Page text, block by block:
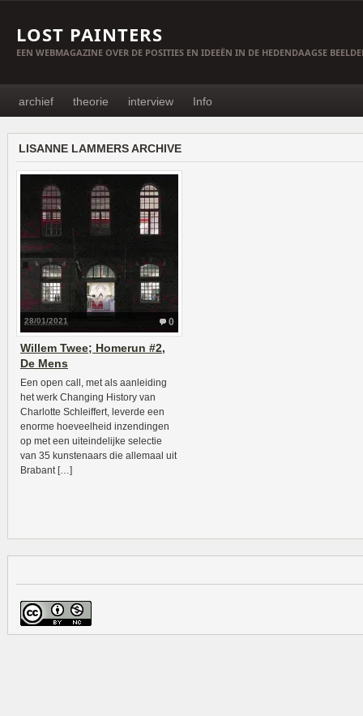
LOST PAINTERS
EEN WEBMAGAZINE OVER DE POSITIES EN IDEEËN IN DE HEDENDAAGSE
archief theorie interview Info
LISANNE LAMMERS ARCHIVE
0
28/01/2021
Willem Twee; Homerun #2,
De Mens
Een open call, met als aanleiding
het werk Changing History van
Charlotte Schleiffert, leverde een
enorme hoeveelheid inzendingen
op met een uiteindelijke selectie
van 35 kunstenaars die allemaal uit
Brabant […]